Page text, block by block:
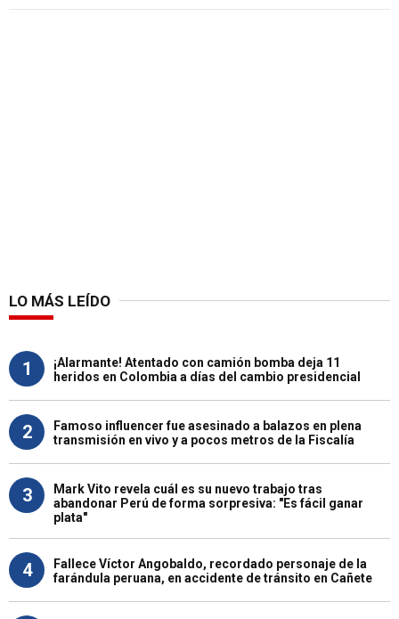
LO MÁS LEÍDO
1
¡Alarmante! Atentado con camión bomba deja 11
heridos en Colombia a días del cambio presidencial
2
Famoso influencer fue asesinado a balazos en plena
transmisión en vivo y a pocos metros de la Fiscalía
3
Mark Vito revela cuál es su nuevo trabajo tras
abandonar Perú de forma sorpresiva: "Es fácil ganar
plata"
4
Fallece Víctor Angobaldo, recordado personaje de la
farándula peruana, en accidente de tránsito en Cañete